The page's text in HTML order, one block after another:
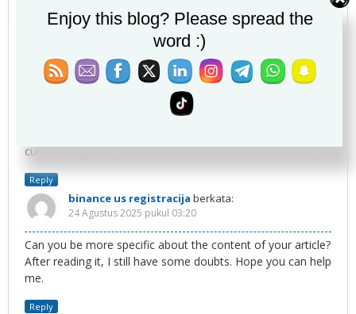
kesengajaan/pembunuhan gulung aja tuh perusahaan nya
Reply
Elswendi pemilik sumber bumi berkata:
9 Januari 2025 pukul 07:23
cuma dihargai 10jt setelah nyawanya diambil secara tragis
Reply
binance us registracija berkata:
24 Agustus 2025 pukul 03:20
Can you be more specific about the content of your article?
After reading it, I still have some doubts. Hope you can help
me.
Reply
Enjoy this blog? Please spread the
word :)